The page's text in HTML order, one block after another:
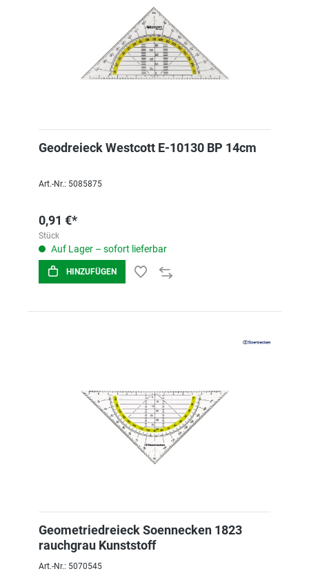
Geodreieck Westcott E-10130 BP 14cm
Art.-Nr.: 5085875
0,91 €*
Stück
Auf Lager – sofort lieferbar
HINZUFÜGEN
Geometriedreieck Soennecken 1823
rauchgrau Kunststoff
Art.-Nr.: 5070545